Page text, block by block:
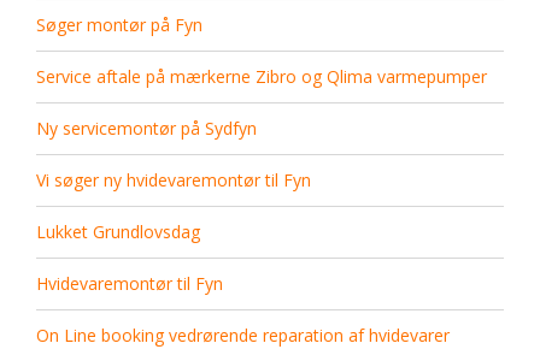
Søger montør på Fyn
Service aftale på mærkerne Zibro og Qlima varmepumper
Ny servicemontør på Sydfyn
Vi søger ny hvidevaremontør til Fyn
Lukket Grundlovsdag
Hvidevaremontør til Fyn
On Line booking vedrørende reparation af hvidevarer